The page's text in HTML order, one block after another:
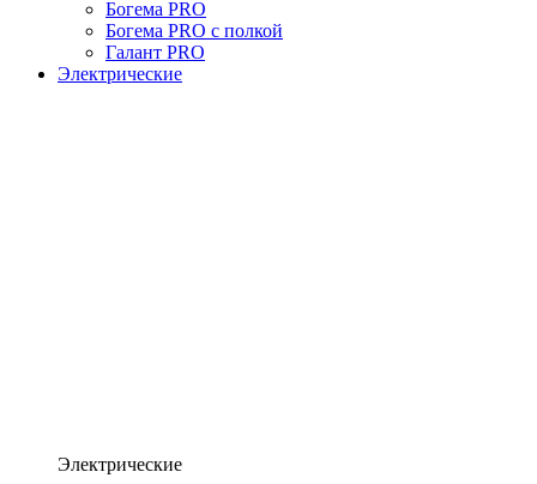
Богема PRO
Богема PRO с полкой
Галант PRO
Электрические
Электрические